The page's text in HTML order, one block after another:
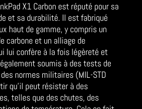
X1 Carbon est réputé pour sa
et sa durabilité. Il est fabriqué
haut de gamme, y compris un
carbone et un alliage de
lui confère à la fois légèreté et
soumis à des tests de
normes militaires (MIL-STD
qu’il peut résister à des
telles que des chutes, des